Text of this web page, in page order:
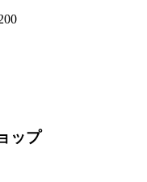
ップ